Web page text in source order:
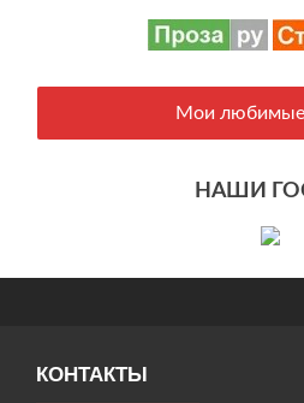
Мои
НАШИ
КОНТАКТЫ